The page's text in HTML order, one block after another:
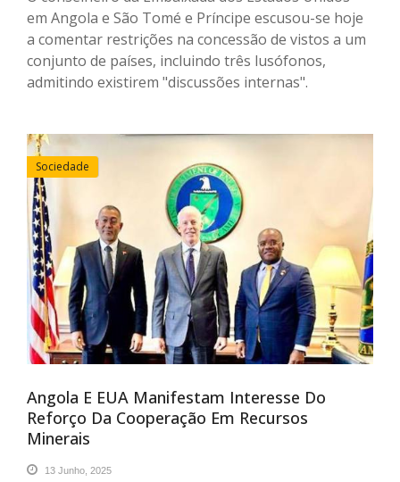
em Angola e São Tomé e Príncipe escusou-se hoje
a comentar restrições na concessão de vistos a um
conjunto de países, incluindo três lusófonos,
admitindo existirem "discussões internas".
Sociedade
Angola E EUA Manifestam Interesse Do
Reforço Da Cooperação Em Recursos
Minerais
13 Junho, 2025